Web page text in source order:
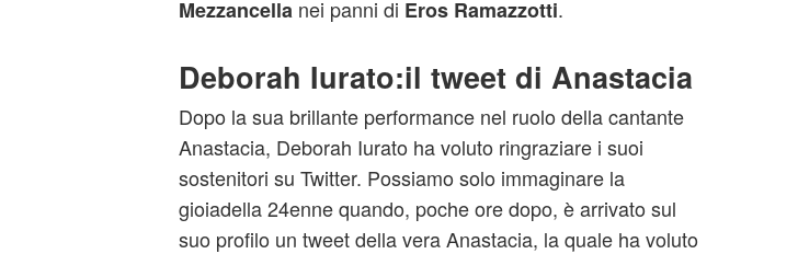
Mezzancella nei panni di Eros Ramazzotti.
Deborah Iurato:il tweet di Anastacia
Dopo la sua brillante performance nel ruolo della cantante
Anastacia, Deborah Iurato ha voluto ringraziare i suoi
sostenitori su Twitter. Possiamo solo immaginare la
gioiadella 24enne quando, poche ore dopo, è arrivato sul
suo profilo un tweet della vera Anastacia, la quale ha voluto